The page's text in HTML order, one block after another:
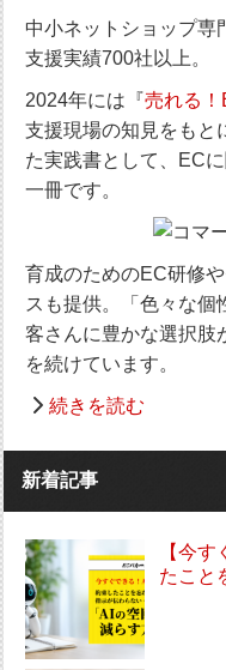
中小ネットショップ専
支援実績700社以上。
2024年には『売れる
支援現場の知見をもと
た実践書として、EC
一冊です。
育成のためのEC研修
スも提供。「色々な個
客さんに豊かな選択肢
を続けています。
続きを読む
新着記事
【今
たこと